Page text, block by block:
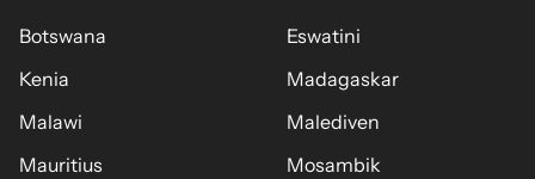
Botswana
Eswatini
Kenia
Madagaskar
Malawi
Malediven
Mauritius
Mosambik